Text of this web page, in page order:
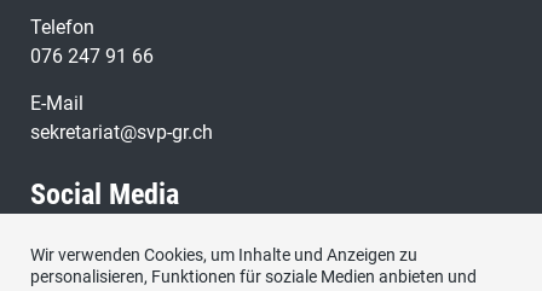
Telefon
076 247 91 66
E-Mail
sekretariat@svp-gr.ch
Social Media
Besuchen Sie uns bei:
Wir verwenden Cookies, um Inhalte und Anzeigen zu
personalisieren, Funktionen für soziale Medien anbieten und